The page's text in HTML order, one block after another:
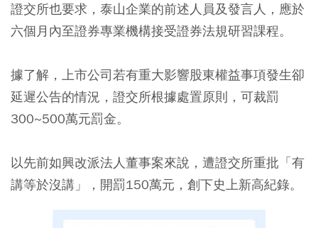
證交所也要求，泰山企業的前述人員及發言人，應於
六個月內至證券專業機構接受證券法規研習課程。
據了解，上市公司若有重大影響股東權益事項發生卻
延遲公告的情況，證交所根據處置原則，可裁罰
300~500萬元罰金。
以先前如興改派法人董事案來說，遭證交所重批「有
講等於沒講」，開罰150萬元，創下史上新高紀錄。